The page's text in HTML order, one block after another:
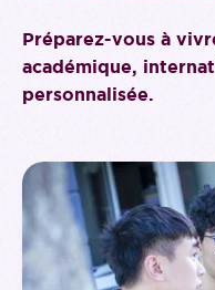
Préparez-vous à
académique,
personnalisée.